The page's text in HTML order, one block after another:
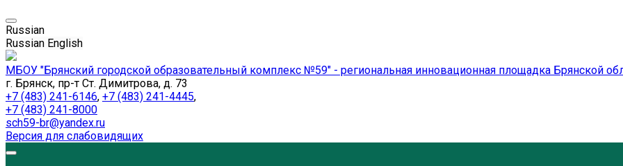
Russian
Russian English
МБОУ "Брянский городской образовательный комплекс №59" - региональная инновационная площадка Брянской
г. Брянск, пр-т Ст. Димитрова, д. 73
+7 (483) 241-6146, +7 (483) 241-4445,
+7 (483) 241-8000
sch59-br@yandex.ru
Версия для слабовидящих